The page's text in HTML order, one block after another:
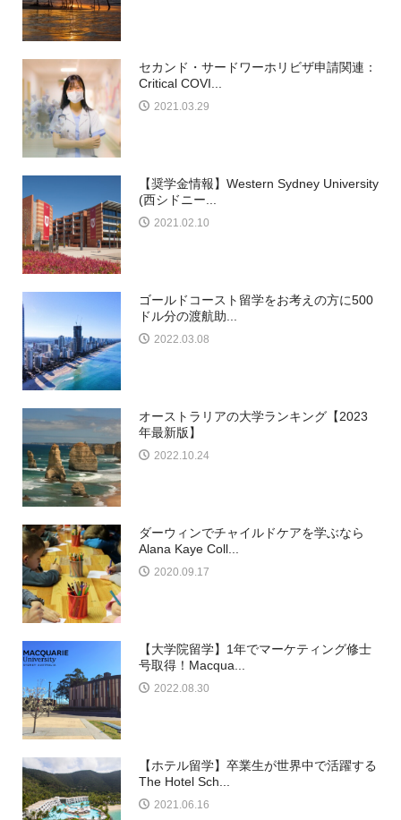
セカンド・サードワーホリビザ申請関連：
Critical COVI...
2021.03.29
【奨学金情報】Western Sydney University
(西シドニー...
2021.02.10
ゴールドコースト留学をお考えの方に500
ドル分の渡航助...
2022.03.08
オーストラリアの大学ランキング【2023
年最新版】
2022.10.24
ダーウィンでチャイルドケアを学ぶなら
Alana Kaye Coll...
2020.09.17
【大学院留学】1年でマーケティング修士
号取得！Macqua...
2022.08.30
【ホテル留学】卒業生が世界中で活躍する
The Hotel Sch...
2021.06.16